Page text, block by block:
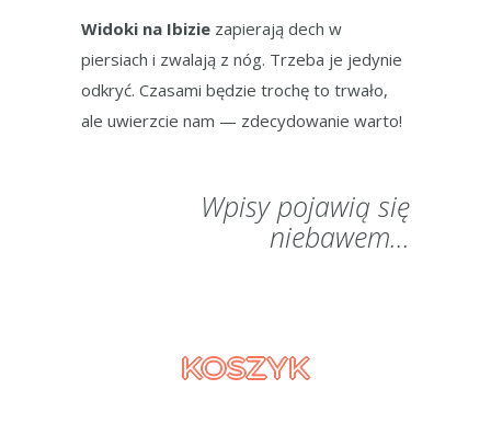
Widoki na Ibizie zapierają dech w
piersiach i zwalają z nóg. Trzeba je jedynie
odkryć. Czasami będzie trochę to trwało,
ale uwierzcie nam — zdecydowanie warto!
Wpisy pojawią się
niebawem...
KOSZYK